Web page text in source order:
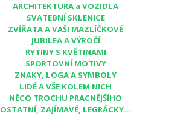
ARCHITEKTURA a VOZIDLA
SVATEBNÍ SKLENICE
ZVÍŘATA A VAŠI MAZLÍČKOVÉ
JUBILEA A VÝROČÍ
RYTINY S KVĚTINAMI
SPORTOVNÍ MOTIVY
ZNAKY, LOGA A SYMBOLY
LIDÉ A VŠE KOLEM NICH
NĚCO TROCHU PRACNĚJŠÍHO
OSTATNÍ, ZAJÍMAVÉ, LEGRÁCKY...